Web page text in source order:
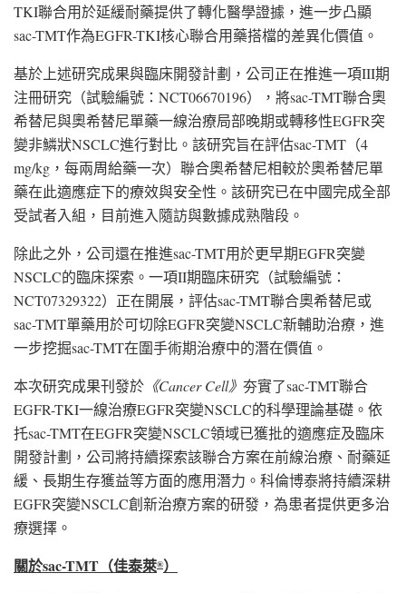
TKI聯合用於延緩耐藥提供了轉化醫學證據，進一步凸顯
sac-TMT作為EGFR-TKI核心聯合用藥搭檔的差異化價值。
基於上述研究成果與臨床開發計劃，公司正在推進一項III期
注冊研究（試驗編號：NCT06670196），將sac-TMT聯合奧
希替尼與奧希替尼單藥一線治療局部晚期或轉移性EGFR突
變非鱗狀NSCLC進行對比。該研究旨在評估sac-TMT（4
mg/kg，每兩周給藥一次）聯合奧希替尼相較於奧希替尼單
藥在此適應症下的療效與安全性。該研究已在中國完成全部
受試者入組，目前進入隨訪與數據成熟階段。
除此之外，公司還在推進sac-TMT用於更早期EGFR突變
NSCLC的臨床探索。一項II期臨床研究（試驗編號：
NCT07329322）正在開展，評估sac-TMT聯合奧希替尼或
sac-TMT單藥用於可切除EGFR突變NSCLC新輔助治療，進
一步挖掘sac-TMT在圍手術期治療中的潛在價值。
本次研究成果刊發於 《Cancer Cell》 夯實了sac-TMT聯合
EGFR-TKI一線治療EGFR突變NSCLC的科學理論基礎。依
托sac-TMT在EGFR突變NSCLC領域已獲批的適應症及臨床
開發計劃，公司將持續探索該聯合方案在前線治療、耐藥延
緩、長期生存獲益等方面的應用潛力。科倫博泰將持續深耕
EGFR突變NSCLC創新治療方案的研發，為患者提供更多治
療選擇。
關於sac-TMT （佳泰萊®）